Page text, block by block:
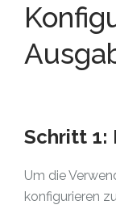
Schritt 1:
Um die
konfigurieren